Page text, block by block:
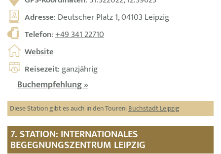
Adresse: Deutscher Platz 1, 04103 Leipzig
Telefon:+49 341 22710
Website
Reisezeit: ganzjährig
Buchempfehlung »
Diese Station gibt es auch in den Touren:Buchstadt Leipzig
7. STATION: INTERNATIONALES
BEGEGNUNGSZENTRUM LEIPZIG